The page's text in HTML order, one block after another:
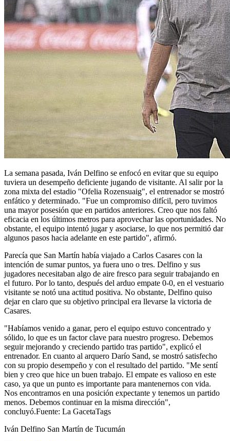
La semana pasada, Iván Delfino se enfocó en evitar que su equipo
tuviera un desempeño deficiente jugando de visitante. Al salir por la
zona mixta del estadio "Ofelia Rozensuaig", el entrenador se mostró
enfático y determinado. "Fue un compromiso difícil, pero tuvimos
una mayor posesión que en partidos anteriores. Creo que nos faltó
eficacia en los últimos metros para aprovechar las oportunidades. No
obstante, el equipo intentó jugar y asociarse, lo que nos permitió dar
algunos pasos hacia adelante en este partido", afirmó.
Parecía que San Martín había viajado a Carlos Casares con la
intención de sumar puntos, ya fuera uno o tres. Delfino y sus
jugadores necesitaban algo de aire fresco para seguir trabajando en
el futuro. Por lo tanto, después del arduo empate 0-0, en el vestuario
visitante se notó una actitud positiva. No obstante, Delfino quiso
dejar en claro que su objetivo principal era llevarse la victoria de
Casares.
"Habíamos venido a ganar, pero el equipo estuvo concentrado y
sólido, lo que es un factor clave para nuestro progreso. Debemos
seguir mejorando y creciendo partido tras partido", explicó el
entrenador. En cuanto al arquero Darío Sand, se mostró satisfecho
con su propio desempeño y con el resultado del partido. "Me sentí
bien y creo que hice un buen trabajo. El empate es valioso en este
caso, ya que un punto es importante para mantenernos con vida.
Nos encontramos en una posición expectante y tenemos un partido
menos. Debemos continuar en la misma dirección",
concluyó.Fuente: La GacetaTags
Iván Delfino San Martín de Tucumán